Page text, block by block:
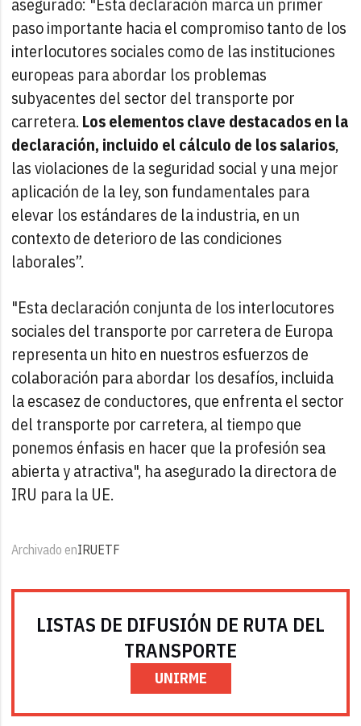
paso importante hacia el compromiso tanto de los
interlocutores sociales como de las instituciones
europeas para abordar los problemas
subyacentes del sector del transporte por
carretera. Los elementos clave destacados en la
declaración, incluido el cálculo de los salarios,
las violaciones de la seguridad social y una mejor
aplicación de la ley, son fundamentales para
elevar los estándares de la industria, en un
contexto de deterioro de las condiciones
laborales”.
"Esta declaración conjunta de los interlocutores
sociales del transporte por carretera de Europa
representa un hito en nuestros esfuerzos de
colaboración para abordar los desafíos, incluida
la escasez de conductores, que enfrenta el sector
del transporte por carretera, al tiempo que
ponemos énfasis en hacer que la profesión sea
abierta y atractiva", ha asegurado la directora de
IRU para la UE.
Archivado enIRUETF
LISTAS DE DIFUSIÓN DE RUTA DEL
TRANSPORTE
UNIRME